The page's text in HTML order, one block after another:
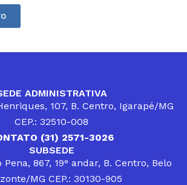
ADMINISTRATIVA
107, B. Centro, Igarapé/MG
CEP.: 32510-008
(31) 2571-3026
SUBSEDE
867, 19° andar, B. Centro, Belo
MG CEP.: 30130-905